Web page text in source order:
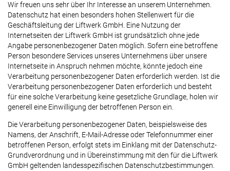
Wir freuen uns sehr über Ihr Interesse an unserem Unternehmen.
Datenschutz hat einen besonders hohen Stellenwert für die
Geschäftsleitung der Liftwerk GmbH. Eine Nutzung der
Internetseiten der Liftwerk GmbH ist grundsätzlich ohne jede
Angabe personenbezogener Daten möglich. Sofern eine betroffene
Person besondere Services unseres Unternehmens über unsere
Internetseite in Anspruch nehmen möchte, könnte jedoch eine
Verarbeitung personenbezogener Daten erforderlich werden. Ist die
Verarbeitung personenbezogener Daten erforderlich und besteht
für eine solche Verarbeitung keine gesetzliche Grundlage, holen wir
generell eine Einwilligung der betroffenen Person ein.
Die Verarbeitung personenbezogener Daten, beispielsweise des
Namens, der Anschrift, E-Mail-Adresse oder Telefonnummer einer
betroffenen Person, erfolgt stets im Einklang mit der Datenschutz-
Grundverordnung und in Übereinstimmung mit den für die Liftwerk
GmbH geltenden landesspezifischen Datenschutzbestimmungen.